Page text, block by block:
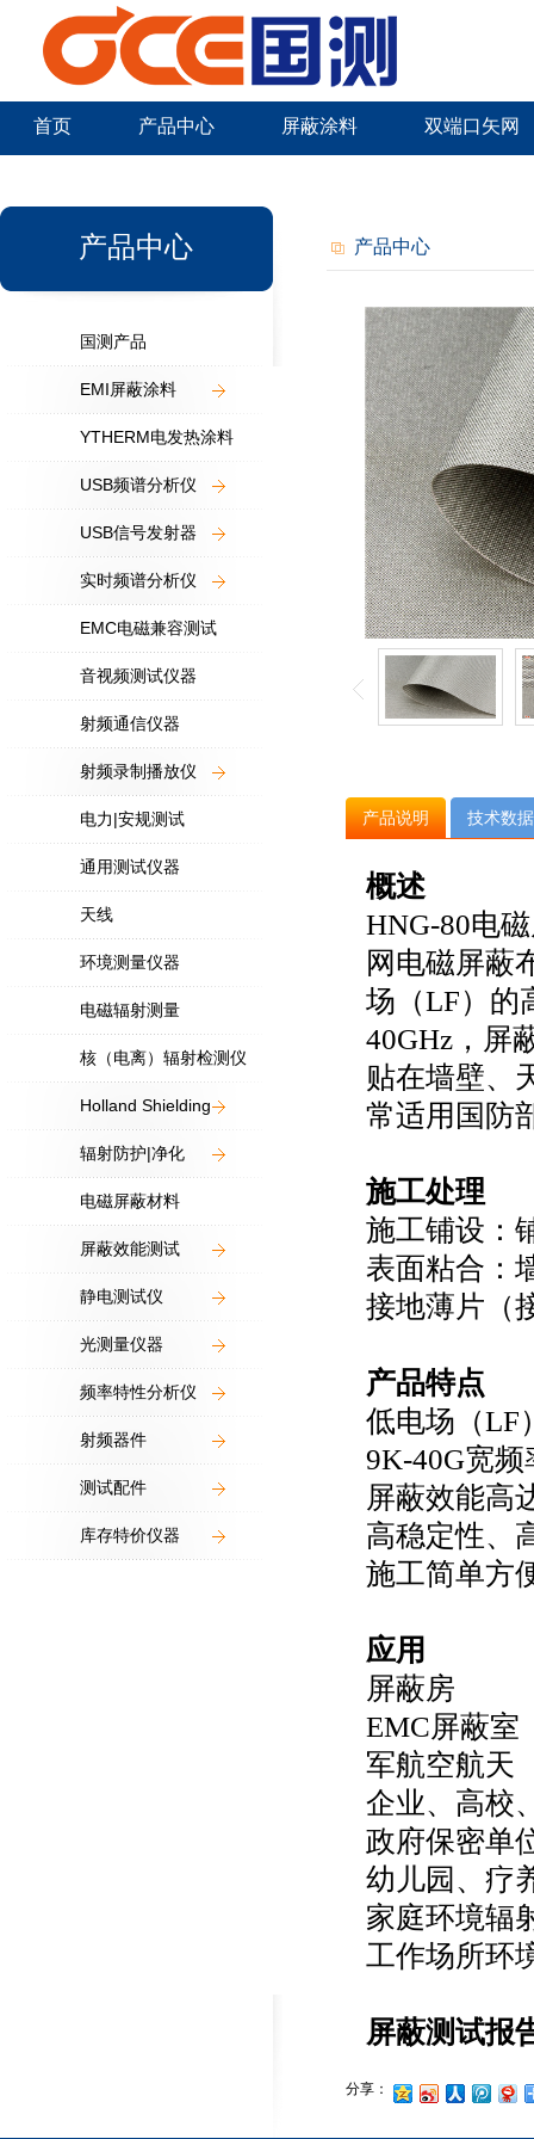
首页 产品中心 屏蔽涂料 双端口矢网
产品中心
国测产品
EMI屏蔽涂料
YTHERM电发热涂料
USB频谱分析仪
USB信号发射器
实时频谱分析仪
EMC电磁兼容测试
音视频测试仪器
射频通信仪器
射频录制播放仪
电力|安规测试
通用测试仪器
天线
环境测量仪器
电磁辐射测量
核（电离）辐射检测仪
Holland Shielding
辐射防护|净化
电磁屏蔽材料
屏蔽效能测试
静电测试仪
光测量仪器
频率特性分析仪
射频器件
测试配件
库存特价仪器
产品中心
产品说明 技术数据
概述
HNG-80电
网电磁屏蔽
场（LF）的
40GHz，屏
贴在墙壁、
常适用国防
施工处理
施工铺设：
表面粘合：
接地薄片（
产品特点
低电场（LF
9K-40G宽
屏蔽效能高
高稳定性、
施工简单方
应用
屏蔽房
EMC屏蔽室
军航空航天
企业、高校
政府保密单
幼儿园、疗
家庭环境辐
工作场所环
屏蔽测试报
分享：